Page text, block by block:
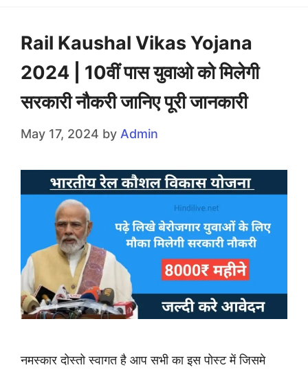
Rail Kaushal Vikas Yojana
2024 | 10वीं पास युवाओ को मिलेगी
सरकारी नौकरी जानिए पूरी जानकारी
May 17, 2024 by Admin
नमस्कार दोस्तो स्वागत है आप सभी का इस पोस्ट में जिसमे